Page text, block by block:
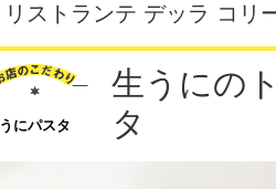
リストランテ デッラ コリ
うにパスタ
生うにの
タ